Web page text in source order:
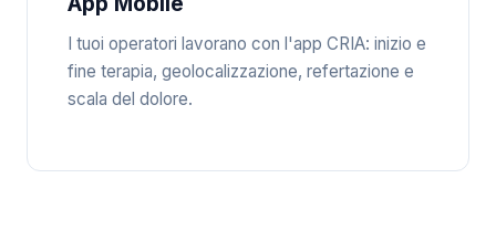
I tuoi operatori lavorano con l'app CRIA: inizio e
fine terapia, geolocalizzazione, refertazione e
scala del dolore.